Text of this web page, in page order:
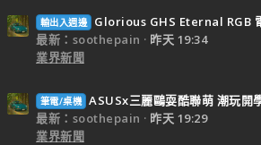
輸出入週邊
Glorious GHS Eternal RGB
最新：soothepain
昨天 19:34
業界新聞
筆電/桌機 ASUSx三麗鷗耍酷聯萌 潮玩開
最新：soothepain
昨天 19:29
業界新聞